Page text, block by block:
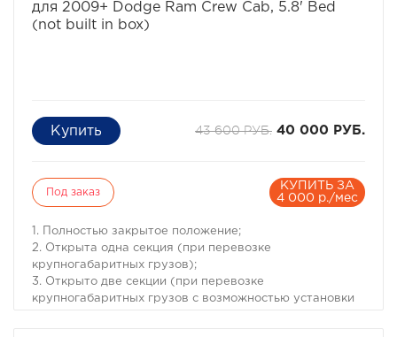
для 2009+ Dodge Ram Crew Cab, 5.8' Bed
(not built in box)
43 600 РУБ. 40 000 РУБ.
Под заказ
КУПИТЬ ЗА
4 000 р./мес
1. Полностью закрытое положение;
2. Открыта одна секция (при перевозке
крупногабаритных грузов);
3. Открыто две секции (при перевозке
крупногабаритных грузов с возможностью установки